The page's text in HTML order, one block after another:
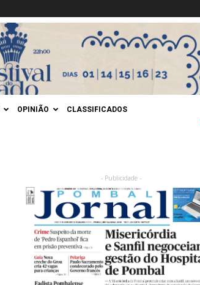
OPINIÃO CLASSIFICADOS
- Publicidade -